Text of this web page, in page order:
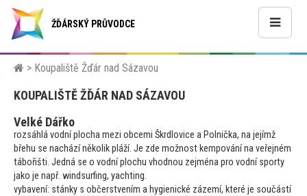
ŽĎÁRSKÝ PRŮVODCE
> Koupaliště Žďár nad Sázavou
KOUPALIŠTĚ ŽĎÁR NAD SÁZAVOU
Velké Dářko
rozsáhlá vodní plocha mezi obcemi Škrdlovice a Polnička, na jejímž
břehu se nachází několik pláží. Je zde možnost kempování na veřejném
tábořišti. Jedná se o vodní plochu vhodnou zejména pro vodní sporty
jako je např. windsurfing, yachting.
vybavení: stánky s občerstvením a hygienické zázemí, které je součástí